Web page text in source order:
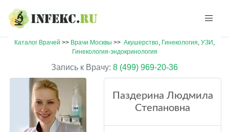
Каталог Врачей >> Врачи Москвы >> Акушерство, Гинекология, УЗИ ,
Гинекология-эндокринология
Запись к Врачу: 8 (499) 969-20-36
Паздерина Людмила
Степановна